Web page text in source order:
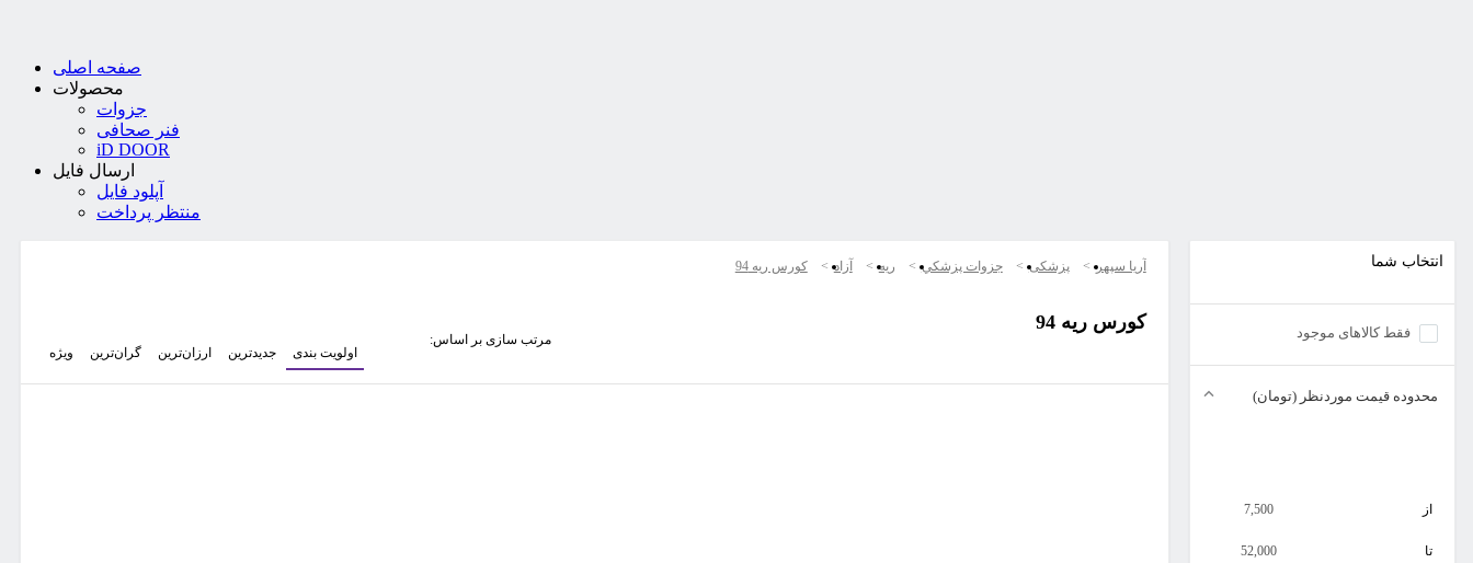
صفحه اصلی
محصولات
جزوات
فنر صحافی
iD DOOR
ارسال فایل
آپلود فایل
منتظر پرداخت
انتخاب شما
فقط کالاهای موجود
محدوده قیمت موردنظر (تومان)
از 7,500
تا 52,000
آریا سپهر پزشکی جزوات پزشكي ريه آزاد کورس ریه 94
کورس ریه 94
مرتب سازی بر اساس:
اولویت بندی
جدیدترین ارزان‌ترین گران‌ترین ویژه